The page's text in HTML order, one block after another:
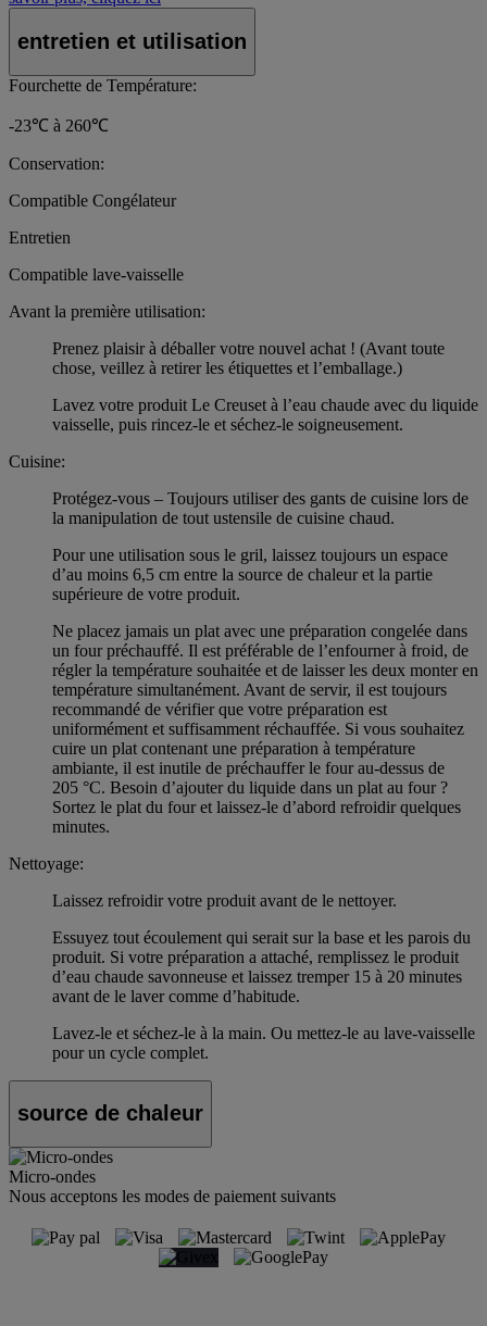
entretien et utilisation
Fourchette de Température:
-23℃ à 260℃
Conservation:
Compatible Congélateur
Entretien
Compatible lave-vaisselle
Avant la première utilisation:
Prenez plaisir à déballer votre nouvel achat ! (Avant toute
chose, veillez à retirer les étiquettes et l’emballage.)
Lavez votre produit Le Creuset à l’eau chaude avec du liquide
vaisselle, puis rincez-le et séchez-le soigneusement.
Cuisine:
Protégez-vous – Toujours utiliser des gants de cuisine lors de
la manipulation de tout ustensile de cuisine chaud.
Pour une utilisation sous le gril, laissez toujours un espace
d’au moins 6,5 cm entre la source de chaleur et la partie
supérieure de votre produit.
Ne placez jamais un plat avec une préparation congelée dans
un four préchauffé. Il est préférable de l’enfourner à froid, de
régler la température souhaitée et de laisser les deux monter en
température simultanément. Avant de servir, il est toujours
recommandé de vérifier que votre préparation est
uniformément et suffisamment réchauffée. Si vous souhaitez
cuire un plat contenant une préparation à température
ambiante, il est inutile de préchauffer le four au-dessus de
205 °C. Besoin d’ajouter du liquide dans un plat au four ?
Sortez le plat du four et laissez-le d’abord refroidir quelques
minutes.
Nettoyage:
Laissez refroidir votre produit avant de le nettoyer.
Essuyez tout écoulement qui serait sur la base et les parois du
produit. Si votre préparation a attaché, remplissez le produit
d’eau chaude savonneuse et laissez tremper 15 à 20 minutes
avant de le laver comme d’habitude.
Lavez-le et séchez-le à la main. Ou mettez-le au lave-vaisselle
pour un cycle complet.
source de chaleur
Micro-ondes
Nous acceptons les modes de paiement suivants